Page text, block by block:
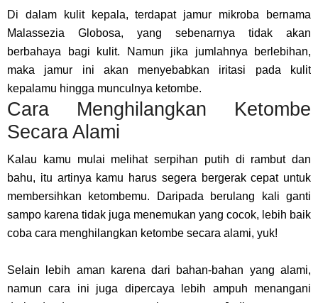
Di dalam kulit kepala, terdapat jamur mikroba bernama
Malassezia Globosa, yang sebenarnya tidak akan
berbahaya bagi kulit. Namun jika jumlahnya berlebihan,
maka jamur ini akan menyebabkan iritasi pada kulit
kepalamu hingga munculnya ketombe.
Cara Menghilangkan Ketombe
Secara Alami
Kalau kamu mulai melihat serpihan putih di rambut dan
bahu, itu artinya kamu harus segera bergerak cepat untuk
membersihkan ketombemu. Daripada berulang kali ganti
sampo karena tidak juga menemukan yang cocok, lebih baik
coba cara menghilangkan ketombe secara alami, yuk!
Selain lebih aman karena dari bahan-bahan yang alami,
namun cara ini juga dipercaya lebih ampuh menangani